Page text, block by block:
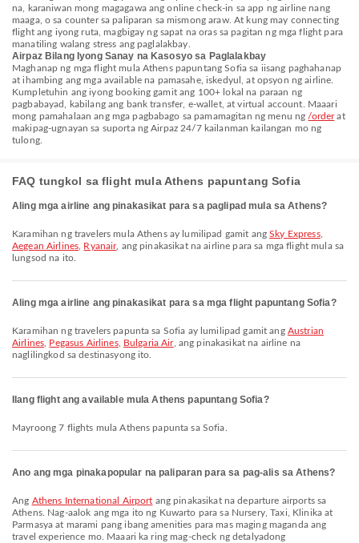
na, karaniwan mong magagawa ang online check-in sa app ng airline nang
maaga, o sa counter sa paliparan sa mismong araw. At kung may connecting
flight ang iyong ruta, magbigay ng sapat na oras sa pagitan ng mga flight para
manatiling walang stress ang paglalakbay.
Airpaz Bilang Iyong Sanay na Kasosyo sa Paglalakbay
Maghanap ng mga flight mula Athens papuntang Sofia sa iisang paghahanap
at ihambing ang mga available na pamasahe, iskedyul, at opsyon ng airline.
Kumpletuhin ang iyong booking gamit ang 100+ lokal na paraan ng
pagbabayad, kabilang ang bank transfer, e-wallet, at virtual account. Maaari
mong pamahalaan ang mga pagbabago sa pamamagitan ng menu ng /orderat
makipag-ugnayan sa suporta ng Airpaz 24/7 kailanman kailangan mo ng
tulong.
FAQ tungkol sa flight mula Athens papuntang Sofia
Aling mga airline ang pinakasikat para sa paglipad mula sa Athens?
Karamihan ng travelers mula Athens ay lumilipad gamit angSky Express,
Aegean Airlines Ryanair, ang pinakasikat na airline para sa mga flight mula sa
lungsod na ito.
Aling mga airline ang pinakasikat para sa mga flight papuntang Sofia?
Karamihan ng travelers papunta sa Sofia ay lumilipad gamit ang Austrian
Airlines Pegasus Airlines, Bulgaria Air, ang pinakasikat na airline na
naglilingkod sa destinasyong ito.
Ilang flight ang available mula Athens papuntang Sofia?
Mayroong 7 flights mula Athens papunta sa Sofia.
Ano ang mga pinakapopular na paliparan para sa pag-alis sa Athens?
Ang Athens International Airport ang pinakasikat na departure airports sa
Athens. Nag-aalok ang mga ito ng Kuwarto para sa Nursery, Taxi, Klinika at
Parmasya at marami pang ibang amenities para mas maging maganda ang
travel experience mo. Maaari ka ring mag-check ng detalyadong